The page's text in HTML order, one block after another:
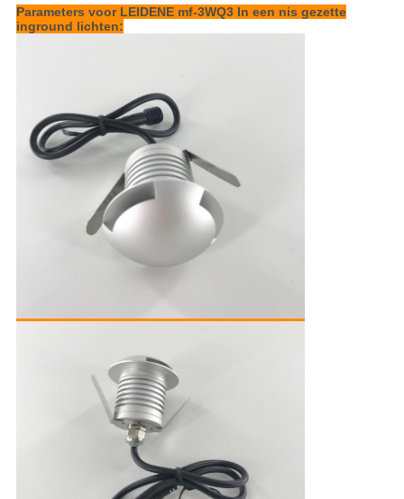
Parameters voor LEIDENE mf-3WQ3 In een nis gezette
inground lichten: